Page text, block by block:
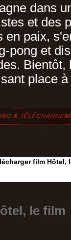
dans
et des
en paix,
pong et
place
film Hôtel,
le film